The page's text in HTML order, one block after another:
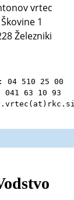
vrtec
Škovine 1
Železniki
04 510 25 00
041 63 10 93